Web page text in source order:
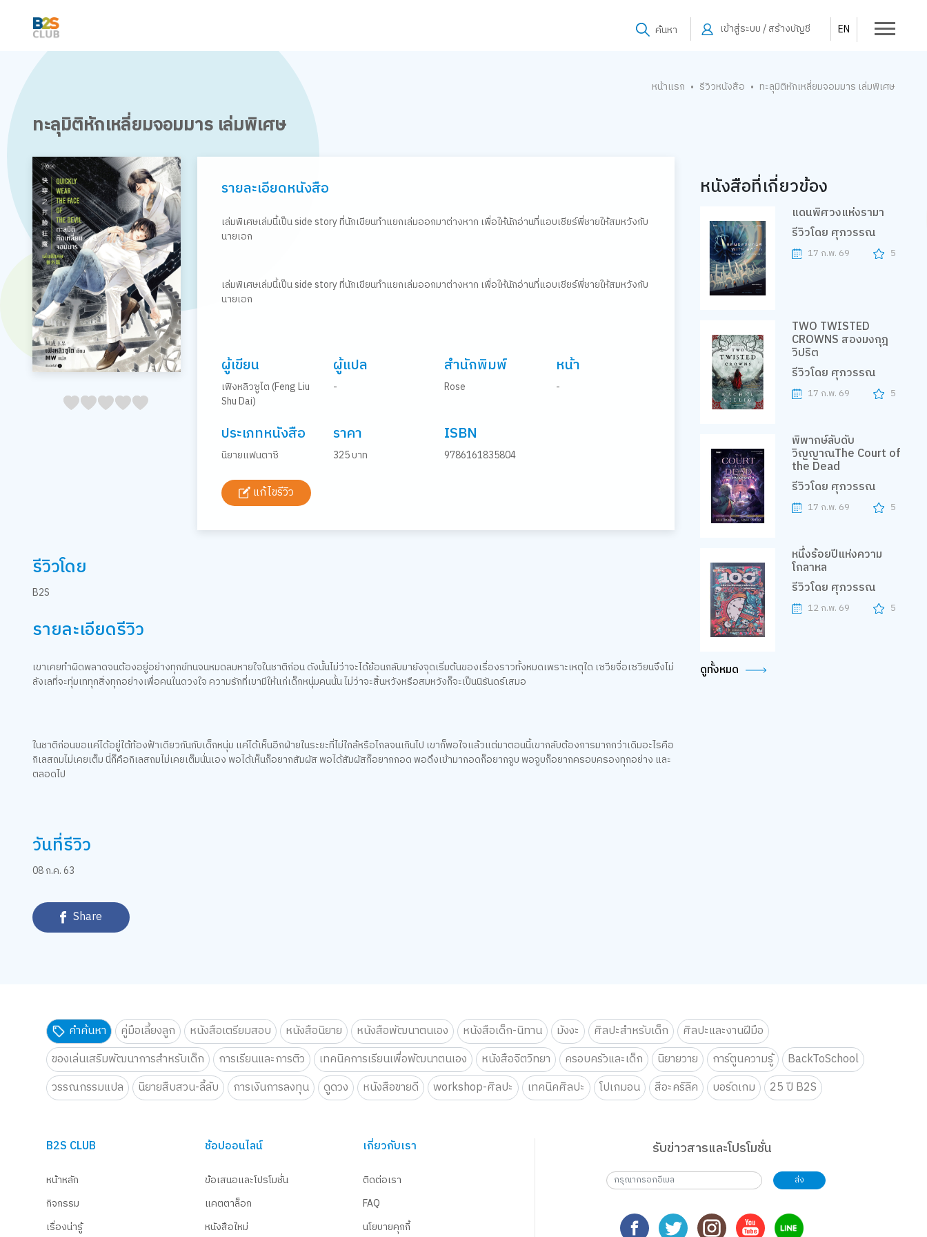
ค้นหา เข้าสู่ระบบ / สร้างบัญชี EN
หน้าแรก • รีวิวหนังสือ • ทะลุมิติหักเหลี่ยมจอมมาร เล่มพิเศษ
ทะลุมิติหักเหลี่ยมจอมมาร เล่มพิเศษ
45
4
35
3
25
2
15
1
05
รายละเอียดหนังสือ
เล่มพิเศษเล่มนี้เป็น side story ที่นักเขียนทำแยกเล่มออกมาต่างหาก เพื่อให้นักอ่านที่แอบเชียร์พี่ชายให้สมหวังกับ
นายเอก
เล่มพิเศษเล่มนี้เป็น side story ที่นักเขียนทำแยกเล่มออกมาต่างหาก เพื่อให้นักอ่านที่แอบเชียร์พี่ชายให้สมหวังกับ
นายเอก
ผู้เขียน
เฟิงหลิวซูไต (Feng Liu
Shu Dai)
ผู้แปล
-
สำนักพิมพ์
Rose
หน้า
-
ประเภทหนังสือ
นิยายแฟนตาซี
ราคา
325 บาท
ISBN
9786161835804
แก้ไขรีวิว
รีวิวโดย
B2S
รายละเอียดรีวิว
เขาเคยทำผิดพลาดจนต้องอยู่อย่างทุกข์ทนจนหมดลมหายใจในชาติก่อน ดังนั้นไม่ว่าจะได้ย้อนกลับมายังจุดเริ่มต้นของเรื่องราวทั้งหมดเพราะเหตุใด เซวียจื่อเซวียนจึงไม่
ลังเลที่จะทุ่มเททุกสิ่งทุกอย่างเพื่อคนในดวงใจ ความรักที่เขามีให้แก่เด็กหนุ่มคนนั้น ไม่ว่าจะสิ้นหวังหรือสมหวังก็จะเป็นนิรันดร์เสมอ
ในชาติก่อนขอแค่ได้อยู่ใต้ท้องฟ้าเดียวกันกับเด็กหนุ่ม แค่ได้เห็นอีกฝ่ายในระยะที่ไม่ใกล้หรือไกลจนเกินไป เขาก็พอใจแล้วแต่มาตอนนี้เขากลับต้องการมากกว่าเดิมอะไรคือ
กิเลสถมไม่เคยเต็ม นี่ก็คือกิเลสถมไม่เคยเต็มนั่นเอง พอได้เห็นก็อยากสัมผัส พอได้สัมผัสก็อยากกอด พอดึงเข้ามากอดก็อยากจูบ พอจูบก็อยากครอบครองทุกอย่าง และ
ตลอดไป
วันที่รีวิว
08 ก.ค. 63
Share
หนังสือที่เกี่ยวข้อง
แดนพิศวงแห่งรามา
รีวิวโดย ศุภวรรณ
17 ก.พ. 69 5
TWO TWISTED
CROWNS สองมงกุฎ
วิปริต
รีวิวโดย ศุภวรรณ
17 ก.พ. 69 5
พิพากษ์ลับดับ
วิญญาณThe Court of
the Dead
รีวิวโดย ศุภวรรณ
17 ก.พ. 69 5
หนึ่งร้อยปีแห่งความ
โกลาหล
รีวิวโดย ศุภวรรณ
12 ก.พ. 69 5
ดูทั้งหมด
คำค้นหา คู่มือเลี้ยงลูก หนังสือเตรียมสอบ หนังสือนิยาย หนังสือพัฒนาตนเอง หนังสือเด็ก-นิทาน มังงะ ศิลปะสำหรับเด็ก
ศิลปะและงานฝีมือ
ของเล่นเสริมพัฒนาการสำหรับเด็ก
การเรียนและการติว เทคนิคการเรียนเพื่อพัฒนาตนเอง หนังสือจิตวิทยา ครอบครัวและเด็ก นิยายวาย การ์ตูนความรู้
BackToSchool
วรรณกรรมแปล
นิยายสืบสวน-ลี้ลับ การเงินการลงทุน ดูดวง หนังสือขายดี workshop-ศิลปะ เทคนิคศิลปะ โปเกมอน สีอะคริลิค บอร์ดเกม 25 ปี B2S
B2S CLUB
หน้าหลัก
กิจกรรม
เรื่องน่ารู้
ช้อปออนไลน์
ข้อเสนอและโปรโมชั่น
แคตตาล็อก
หนังสือใหม่
เกี่ยวกับเรา
ติดต่อเรา
FAQ
นโยบายคุกกี้
รับข่าวสารและโปรโมชั่น
ส่ง